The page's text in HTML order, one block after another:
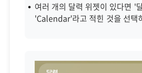
여러 개의 달력 위젯이 있다면 '
'Calendar'라고 적힌 것을 선택